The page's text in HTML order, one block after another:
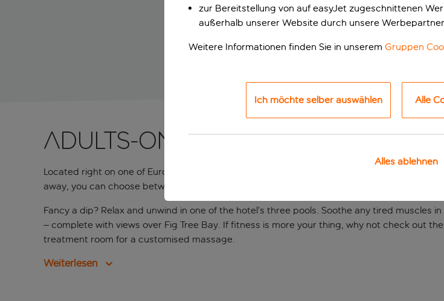
Adults-only beachfront
Located right on one of Europe’s best beaches, the adults-only King Jason Protaras
away, you can choose between the local entertainment scene, or a peaceful walk along the
Fancy a dip? Relax and unwind in one of the hotel’s three pools. Soothe any tired
– complete with views over Fig Tree Bay. If fitness is more your thing, why not check out
treatment room for a customised massage.
Weiterlesen
zur Bereitstellung von auf easyJet zugeschnittenen
außerhalb unserer Website durch unsere Werbepartner.
Weitere Informationen finden Sie in unserem Gruppen
Ich möchte selber auswählen Alle
Alles ablehnen